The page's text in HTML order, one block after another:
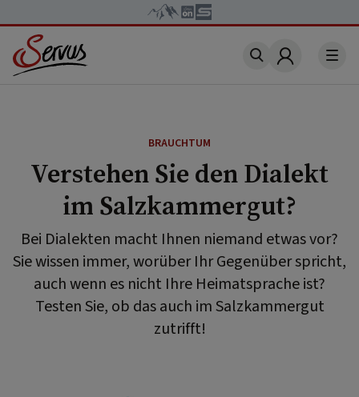
Account
BRAUCHTUM
Verstehen Sie den Dialekt
im Salzkammergut?
Bei Dialekten macht Ihnen niemand etwas vor?
Sie wissen immer, worüber Ihr Gegenüber spricht,
auch wenn es nicht Ihre Heimatsprache ist?
Testen Sie, ob das auch im Salzkammergut
zutrifft!